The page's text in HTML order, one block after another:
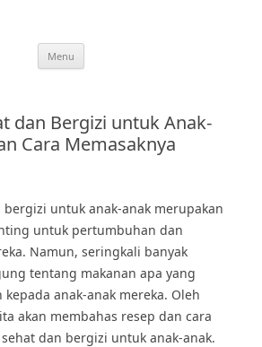
Menu
dan Bergizi untuk Anak-
Cara Memasaknya
bergizi untuk anak-anak merupakan
untuk pertumbuhan dan
Namun, seringkali banyak
tentang makanan apa yang
anak-anak mereka. Oleh
akan membahas resep dan cara
dan bergizi untuk anak-anak.